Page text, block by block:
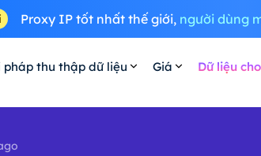
Proxy IP tốt nhất thế giới, người dùng
pháp thu thập dữ liệu Giá Dữ liệu